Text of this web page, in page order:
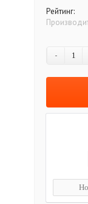
Рейтинг:
-